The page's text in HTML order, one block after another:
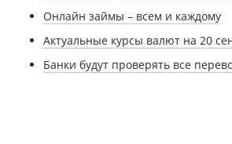
Онлайн займы – всем и каждому
Актуальные курсы валют на 20
Банки будут проверять все